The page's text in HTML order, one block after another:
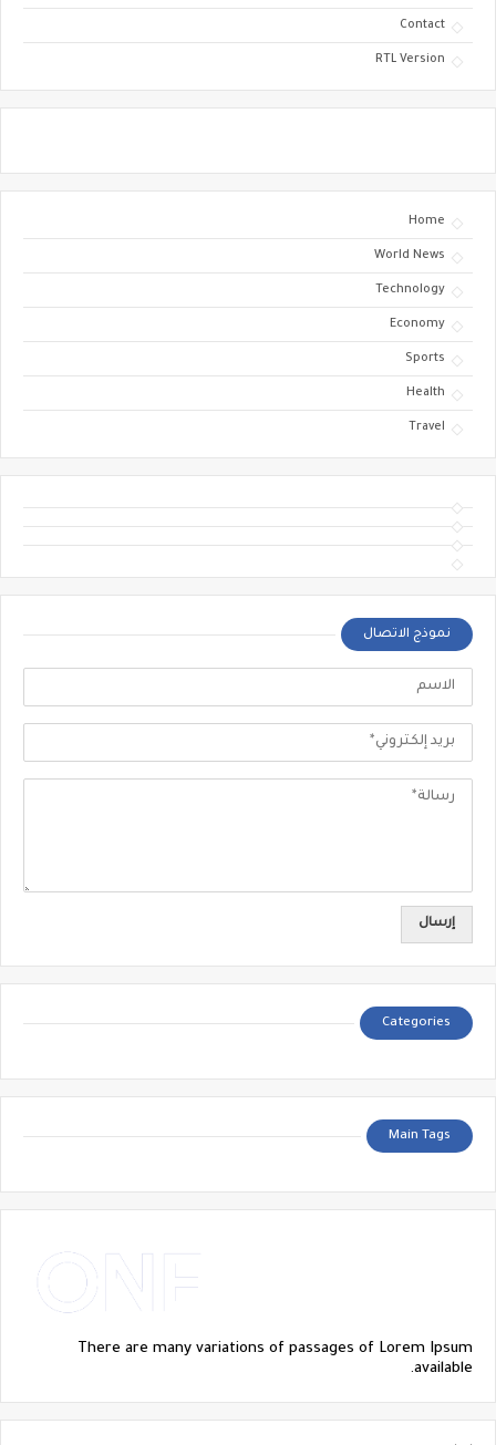
Contact
RTL Version
Home
World News
Technology
Economy
Sports
Health
Travel
نموذج الاتصال
Categories
Main Tags
There are many variations of passages of Lorem Ipsum
available.